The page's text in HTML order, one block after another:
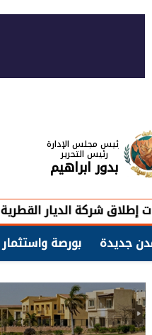
رئيس مجلس الإدارة
رئيس التحرير
بدور ابراهيم
الديار القطرية أعمال
جديدة بورصة واستثمار